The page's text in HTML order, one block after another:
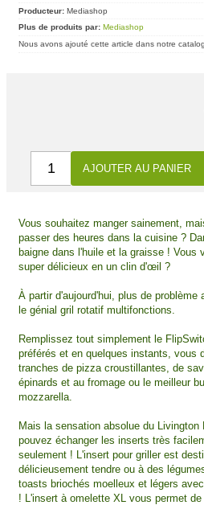
Producteur: Mediashop
Plus de produits par: Mediashop
Nous avons ajouté cette article dans notre
AJOUTER AU PANIER
Vous souhaitez manger sainement,
passer des heures dans la cuisine ?
baigne dans l'huile et la graisse ! Vous
super délicieux en un clin d'œil ?
À partir d'aujourd'hui, plus de
le génial gril rotatif multifonctions.
Remplissez tout simplement le
préférés et en quelques instants, vous
tranches de pizza croustillantes, de
épinards et au fromage ou le meilleur
mozzarella.
Mais la sensation absolue du
pouvez échanger les inserts très
seulement ! L'insert pour griller est
délicieusement tendre ou à des
toasts briochés moelleux et légers
! L'insert à omelette XL vous permet